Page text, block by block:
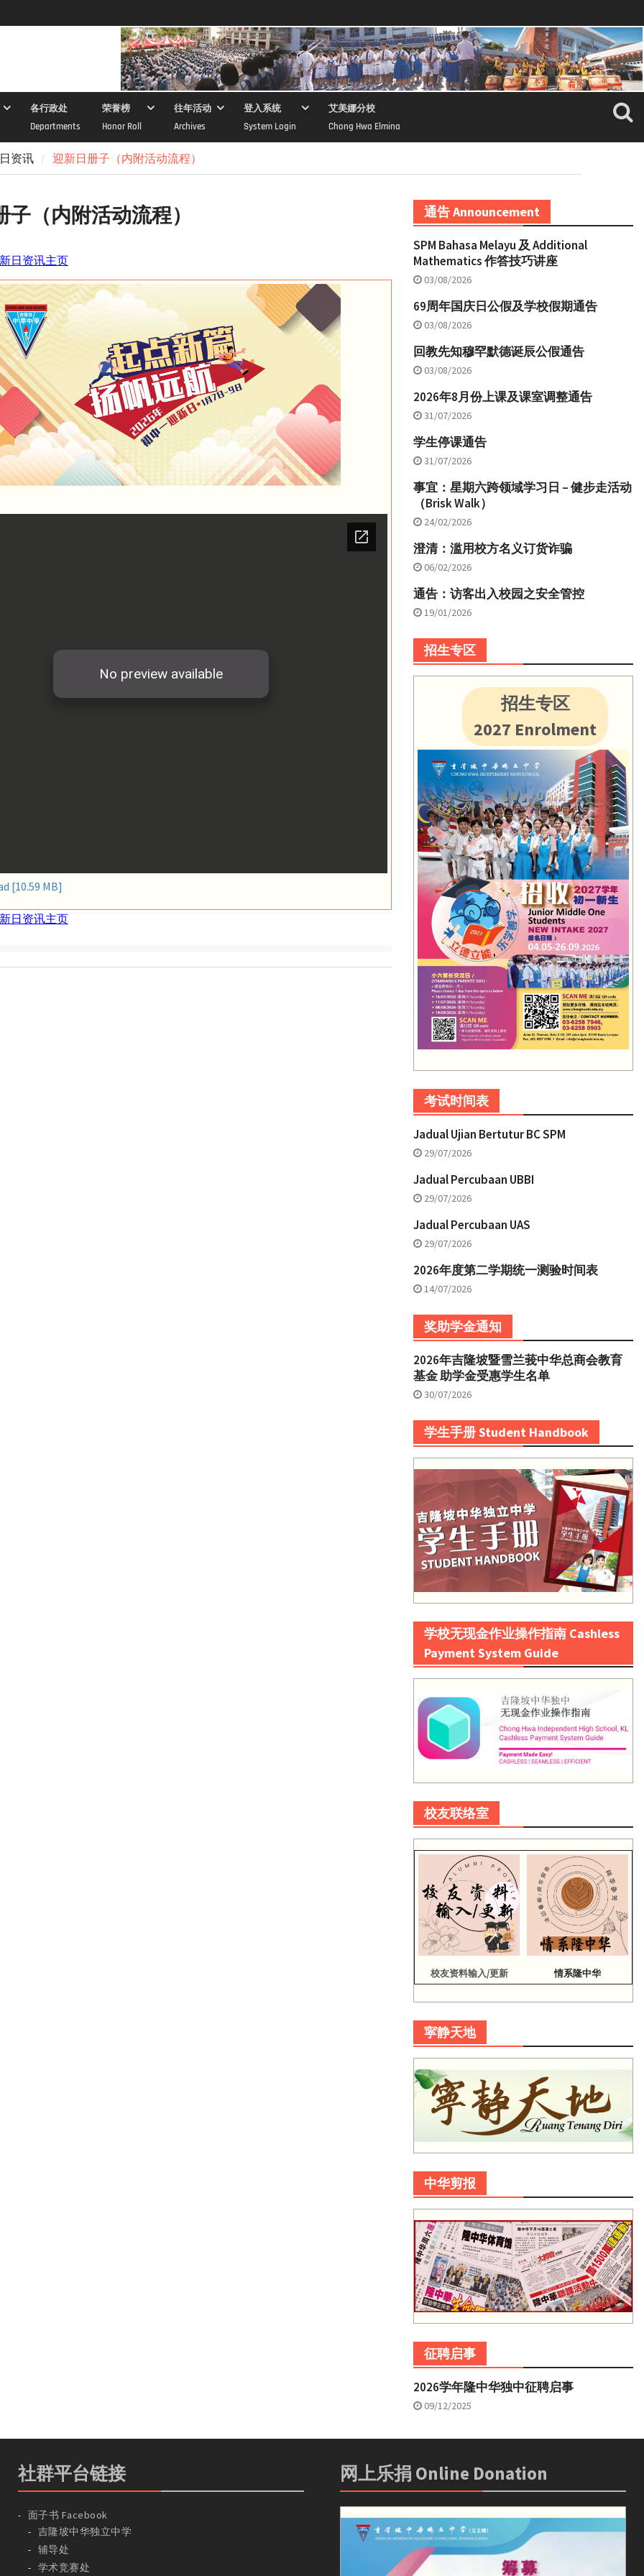
各行政处
Departments
荣誉榜
Honor Roll
往年活动
Archives
登入系统
System Login
艾美娜分校
Chong Hwa Elmina
资讯 迎新日册子（内附活动流程）
子（内附活动流程）
日资讯主页
[10.59 MB]
日资讯主页
通告 Announcement
SPM Bahasa Melayu 及 Additional
Mathematics 作答技巧讲座
03/08/2026
69周年国庆日公假及学校假期通告
03/08/2026
回教先知穆罕默德诞辰公假通告
03/08/2026
2026年8月份上课及课室调整通告
31/07/2026
学生停课通告
31/07/2026
事宜：星期六跨领域学习日 – 健步走活动
（Brisk Walk）
24/02/2026
澄清：滥用校方名义订货诈骗
06/02/2026
通告：访客出入校园之安全管控
19/01/2026
招生专区
招生专区
2027 Enrolment
考试时间表
Jadual Ujian Bertutur BC SPM
29/07/2026
Jadual Percubaan UBBI
29/07/2026
Jadual Percubaan UAS
29/07/2026
2026年度第二学期统一测验时间表
14/07/2026
奖助学金通知
2026年吉隆坡暨雪兰莪中华总商会教育
基金 助学金受惠学生名单
30/07/2026
学生手册 Student Handbook
学校无现金作业操作指南 Cashless
Payment System Guide
校友联络室
校友资料输入/更新 情系隆中华
寜静天地
中华剪报
征聘启事
2026学年隆中华独中征聘启事
09/12/2025
社群平台链接
面子书 Facebook
吉隆坡中华独立中学
辅导处
学术竞赛处
网上乐捐 Online Donation